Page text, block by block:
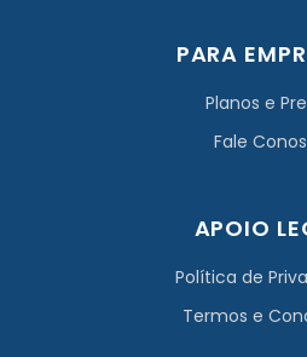
PARA
Planos e
Fale
APOIO
Política de
Termos e